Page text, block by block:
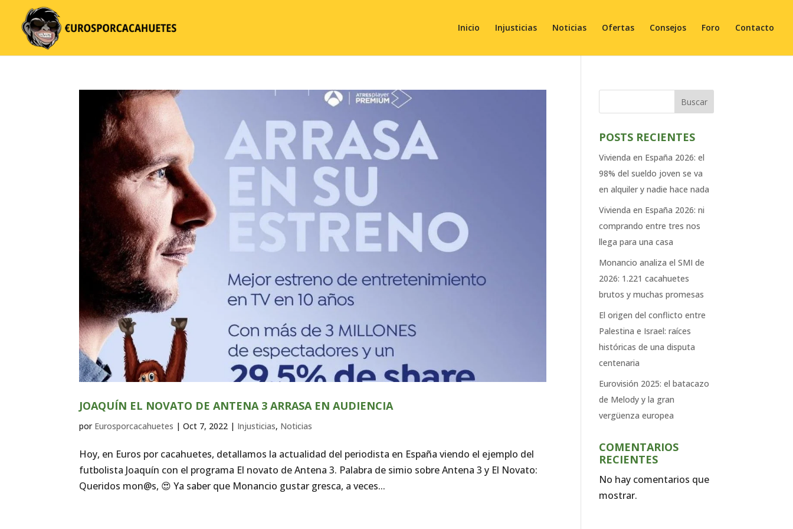
Inicio Injusticias Noticias Ofertas Consejos Foro Contacto
JOAQUÍN EL NOVATO DE ANTENA 3 ARRASA EN AUDIENCIA
por Eurosporcacahuetes |Oct 7, 2022 | Injusticias, Noticias
Hoy, en Euros por cacahuetes, detallamos la actualidad del periodista en España viendo el ejemplo del
futbolista Joaquín con el programa El novato de Antena 3. Palabra de simio sobre Antena 3 y El Novato:
Queridos mon@s, 😍​ Ya saber que Monancio gustar gresca, a veces...
Buscar
POSTS RECIENTES
Vivienda en España 2026: el
98% del sueldo joven se va
en alquiler y nadie hace nada
Vivienda en España 2026: ni
comprando entre tres nos
llega para una casa
Monancio analiza el SMI de
2026: 1.221 cacahuetes
brutos y muchas promesas
El origen del conflicto entre
Palestina e Israel: raíces
históricas de una disputa
centenaria
Eurovisión 2025: el batacazo
de Melody y la gran
vergüenza europea
COMENTARIOS
RECIENTES
No hay comentarios que
mostrar.